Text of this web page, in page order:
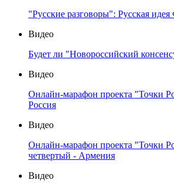
"Русские разговоры": Русская
Видео
Будет ли "Новороссийский
Видео
Онлайн-марафон проекта "Точки
Россия
Видео
Онлайн-марафон проекта "Точки
четвертый - Армения
Видео